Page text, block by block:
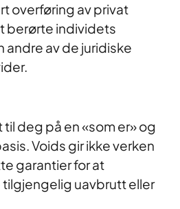
overføring av privat
berørte individets
andre av de juridiske
deg på en «som er» og
Voids gir ikke verken
garantier for at
uavbrutt eller